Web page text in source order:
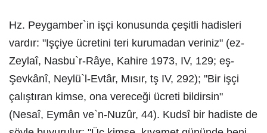
Hz. Peygamber`in işçi konusunda çeşitli hadisleri
vardır: "Işçiye ücretini teri kurumadan veriniz" (ez-
Zeylaî, Nasbu`r-Râye, Kahire 1973, IV, 129; eş-
Şevkânî, Neylü`l-Evtâr, Mısır, tş IV, 292); "Bir işçi
çalıştıran kimse, ona vereceği ücreti bildirsin"
(Nesaî, Eymân ve`n-Nuzûr, 44). Kudsî bir hadiste de